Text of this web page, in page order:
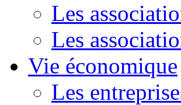
Les
Les
Vie économique
Les